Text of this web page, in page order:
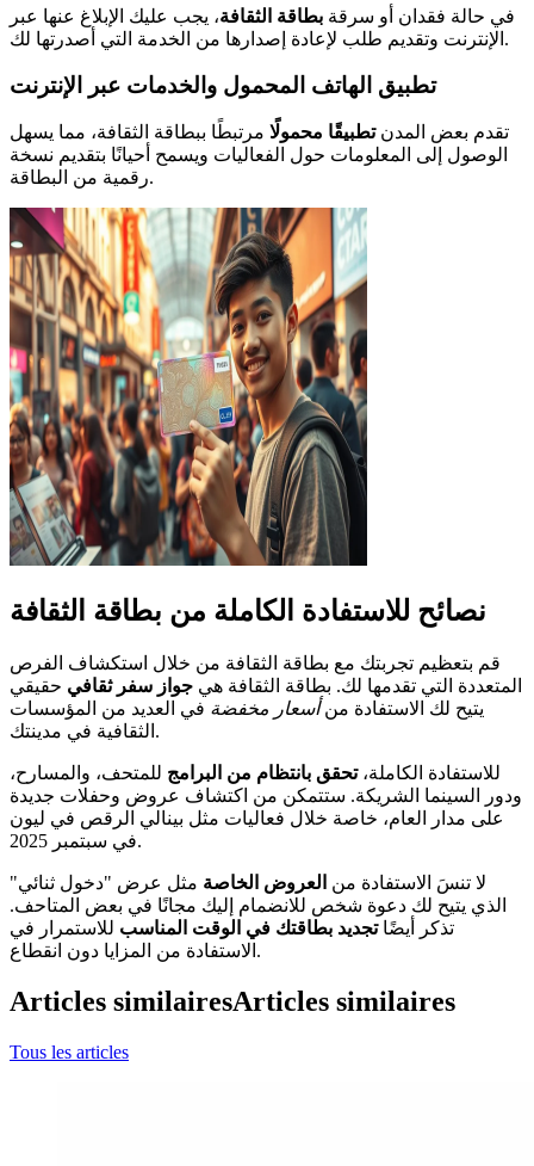
في حالة فقدان أو سرقة بطاقة الثقافة، يجب عليك الإبلاغ عنها عبر
الإنترنت وتقديم طلب لإعادة إصدارها من الخدمة التي أصدرتها لك.
تطبيق الهاتف المحمول والخدمات عبر الإنترنت
تقدم بعض المدنتطبيقًا محمولًا مرتبطًا ببطاقة الثقافة، مما يسهل
الوصول إلى المعلومات حول الفعاليات ويسمح أحيانًا بتقديم نسخة
رقمية من البطاقة.
نصائح للاستفادة الكاملة من بطاقة الثقافة
قم بتعظيم تجربتك مع بطاقة الثقافة من خلال استكشاف الفرص
المتعددة التي تقدمها لك. بطاقة الثقافة هي جواز سفر ثقافي حقيقي
يتيح لك الاستفادة منأسعار مخفضة في العديد من المؤسسات
الثقافية في مدينتك.
للاستفادة الكاملة،تحقق بانتظام من البرامج للمتحف، والمسارح،
ودور السينما الشريكة. ستتمكن من اكتشاف عروض وحفلات جديدة
على مدار العام، خاصة خلال فعاليات مثل بينالي الرقص في ليون
في سبتمبر 2025.
لا تنسَ الاستفادة من العروض الخاصة مثل عرض "دخول ثنائي"
الذي يتيح لك دعوة شخص للانضمام إليك مجانًا في بعض المتاحف.
تذكر أيضًاتجديد بطاقتك في الوقت المناسب للاستمرار في
الاستفادة من المزايا دون انقطاع.
Articles similairesArticles similaires
Tous les articles